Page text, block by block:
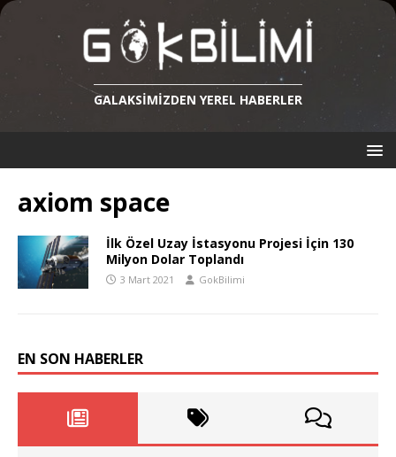
GALAKSIMIZDEN YEREL HABERLER
axiom space
İlk Özel Uzay İstasyonu Projesi İçin 130
Milyon Dolar Toplandı
3 Mart 2021 GokBilimi
EN SON HABERLER